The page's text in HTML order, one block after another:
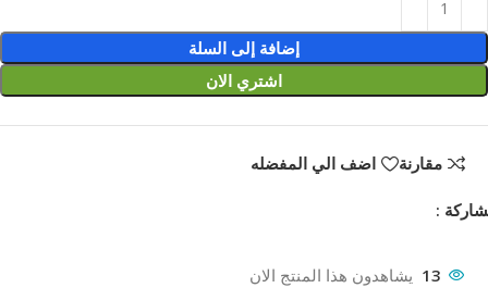
إضافة إلى السلة
اشتري الان
مقارنة اضف الي المفضله
:
13 يشاهدون هذا المنتج الان